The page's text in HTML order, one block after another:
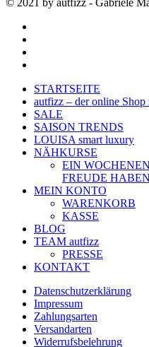
© 2021 by autfizz - Gabriele
Close
Menu
STARTSEITE
autfizz – der online
SALE
SAISON TRENDS
LOUISA smart luxury
NÄHKURSE
EIN
FREUDE
MEIN KONTO
WARENKORB
KASSE
BLOG
TEAM autfizz
PRESSE
KONTAKT
Datenschutzerklärung
Impressum
Zahlungsarten
Versandarten
Widerrufsbelehrung